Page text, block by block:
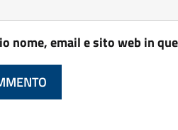
nome, email e sito web in